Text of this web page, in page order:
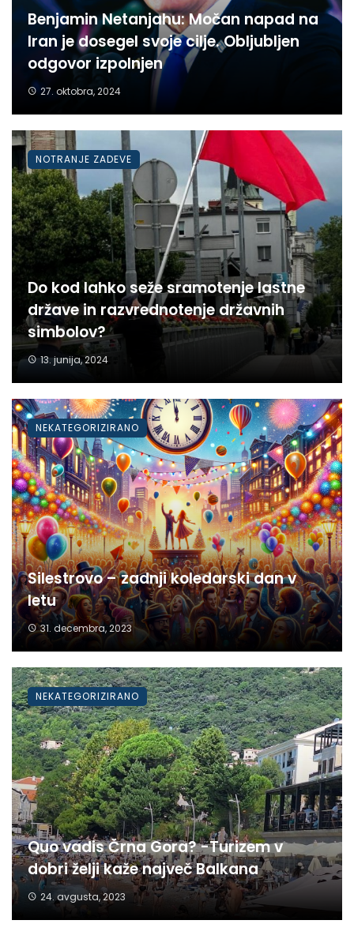
Benjamin Netanjahu: Močan napad na
Iran je dosegel svoje cilje. Obljubljen
odgovor izpolnjen
27. oktobra, 2024
Do kod lahko seže sramotenje lastne
države in razvrednotenje državnih
simbolov?
13. junija, 2024
NOTRANJE ZADEVE
Silestrovo – zadnji koledarski dan v
letu
31. decembra, 2023
NEKATEGORIZIRANO
Quo vadis Črna Gora? -Turizem v
dobri želji kaže največ Balkana
24. avgusta, 2023
NEKATEGORIZIRANO